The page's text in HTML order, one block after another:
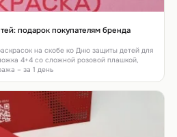
подарок покупателям бренда
на скобе ко Дню защиты детей для
4+4 со сложной розовой плашкой,
– за 1 день